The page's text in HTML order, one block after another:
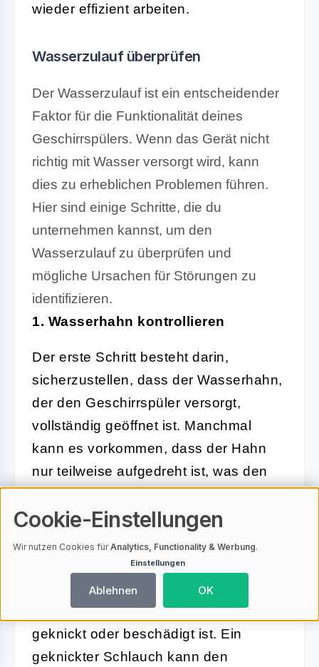
wieder effizient arbeiten.
Wasserzulauf überprüfen
Der Wasserzulauf ist ein entscheidender
Faktor für die Funktionalität deines
Geschirrspülers. Wenn das Gerät nicht
richtig mit Wasser versorgt wird, kann
dies zu erheblichen Problemen führen.
Hier sind einige Schritte, die du
unternehmen kannst, um den
Wasserzulauf zu überprüfen und
mögliche Ursachen für Störungen zu
identifizieren.
1. Wasserhahn kontrollieren
Der erste Schritt besteht darin,
sicherzustellen, dass der Wasserhahn,
der den Geschirrspüler versorgt,
vollständig geöffnet ist. Manchmal
kann es vorkommen, dass der Hahn
nur teilweise aufgedreht ist, was den
Wasserfluss einschränkt.
2. Schlauchverbindungen prüfen
Untersuche die Anschlüsse des
Zulaufschlauchs auf Dichtheit. Achte
darauf, dass der Schlauch nicht
geknickt oder beschädigt ist. Ein
geknickter Schlauch kann den
Cookie-Einstellungen
Wir nutzen Cookies fürAnalytics, Functionality & Werbung.
Einstellungen
Ablehnen OK